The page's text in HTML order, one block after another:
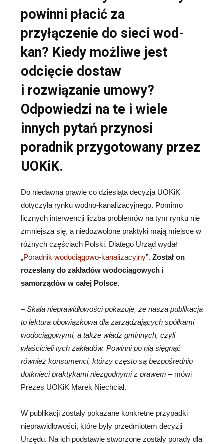
powinni płacić za
przyłączenie do sieci wod-
kan? Kiedy możliwe jest
odcięcie dostaw
i rozwiązanie umowy?
Odpowiedzi na te i wiele
innych pytań przynosi
poradnik przygotowany przez
UOKiK.
Do niedawna prawie co dziesiąta decyzja UOKiK
dotyczyła rynku wodno-kanalizacyjnego. Pomimo
licznych interwencji liczba problemów na tym rynku nie
zmniejsza się, a niedozwolone praktyki mają miejsce w
różnych częściach Polski. Dlatego Urząd wydał
„Poradnik wodociągowo-kanalizacyjny”. Został on
rozesłany do zakładów wodociągowych i
samorządów w całej Polsce.
– Skala nieprawidłowości pokazuje, że nasza publikacja
to lektura obowiązkowa dla zarządzających spółkami
wodociągowymi, a także władz gminnych, czyli
właścicieli tych zakładów. Powinni po nią sięgnąć
również konsumenci, którzy często są bezpośrednio
dotknięci praktykami niezgodnymi z prawem – mówi
Prezes UOKiK Marek Niechciał.
W publikacji zostały pokazane konkretne przypadki
nieprawidłowości, które były przedmiotem decyzji
Urzędu. Na ich podstawie stworzone zostały porady dla